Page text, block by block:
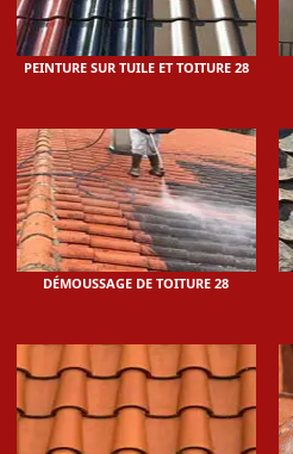
PEINTURE SUR TUILE ET TOITURE 28
DÉMOUSSAGE DE TOITURE 28